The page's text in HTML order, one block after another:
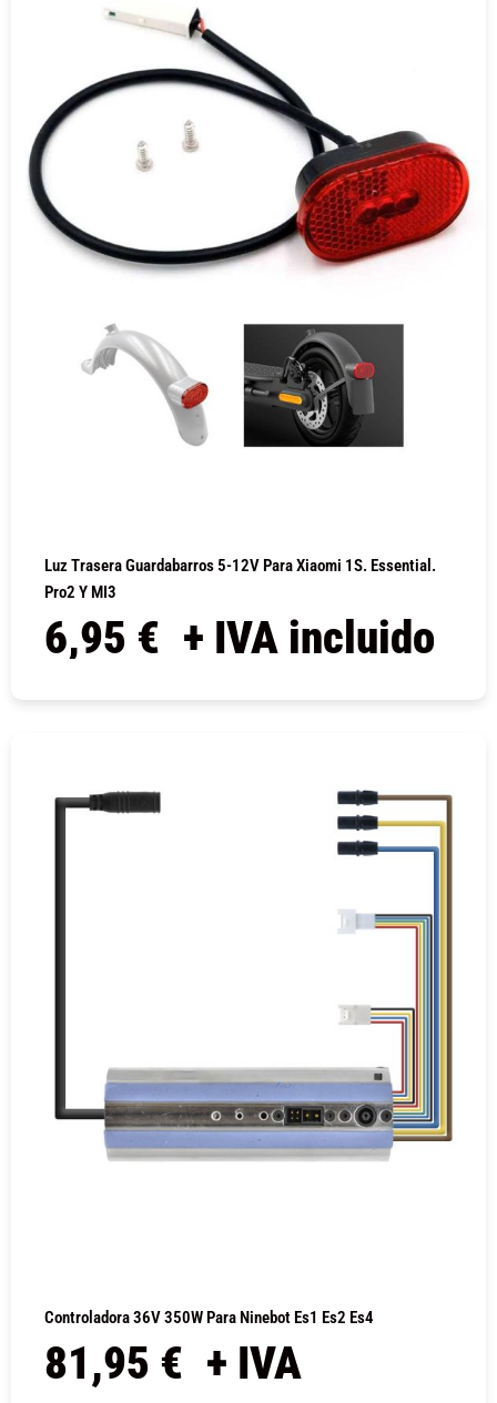
Luz Trasera Guardabarros 5-12V Para Xiaomi 1S. Essential.
Pro2 Y MI3
6,95 € + IVA incluido
Controladora 36V 350W Para Ninebot Es1 Es2 Es4
81,95 € + IVA